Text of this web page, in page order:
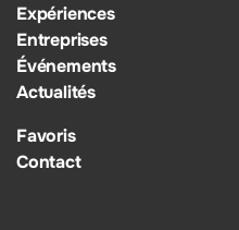
Expériences
Entreprises
Événements
Actualités
Favoris
Contact